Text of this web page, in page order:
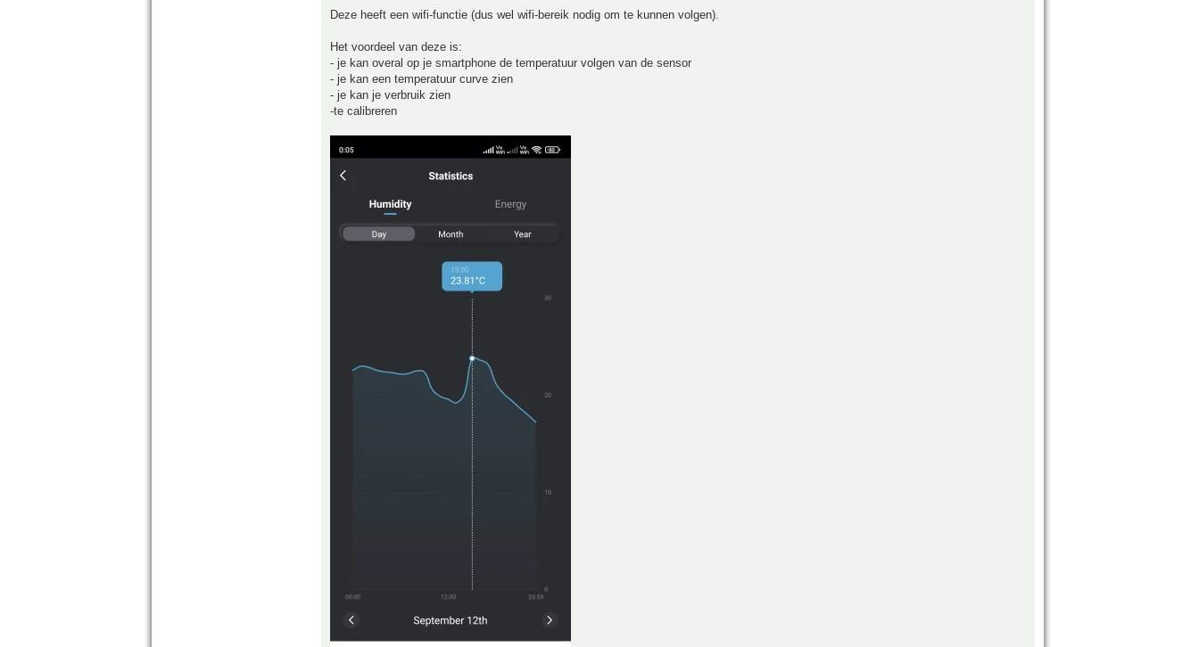
Deze heeft een wifi-functie (dus wel wifi-bereik nodig om te kunnen volgen).
Het voordeel van deze is:
- je kan overal op je smartphone de temperatuur volgen van de sensor
- je kan een temperatuur curve zien
- je kan je verbruik zien
-te calibreren